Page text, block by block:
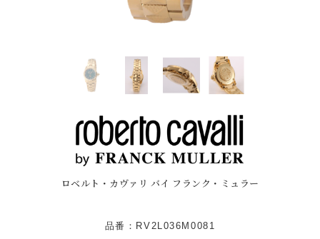
ロベルト・カヴァリ バイ フランク・ミュラー
品番：RV2L036M0081